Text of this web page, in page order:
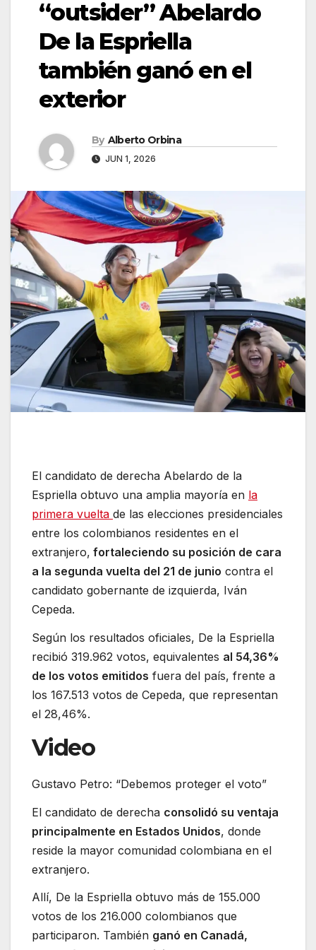
“outsider” Abelardo
De la Espriella
también ganó en el
exterior
By Alberto Orbina
JUN 1, 2026
El candidato de derecha Abelardo de la
Espriella obtuvo una amplia mayoría en la
primera vuelta de las elecciones presidenciales
entre los colombianos residentes en el
extranjero, fortaleciendo su posición de cara
a la segunda vuelta del 21 de junio contra el
candidato gobernante de izquierda, Iván
Cepeda.
Según los resultados oficiales, De la Espriella
recibió 319.962 votos, equivalentes al 54,36%
de los votos emitidos fuera del país, frente a
los 167.513 votos de Cepeda, que representan
el 28,46%.
Video
Gustavo Petro: “Debemos proteger el voto”
El candidato de derecha consolidó su ventaja
principalmente en Estados Unidos, donde
reside la mayor comunidad colombiana en el
extranjero.
Allí, De la Espriella obtuvo más de 155.000
votos de los 216.000 colombianos que
participaron. También ganó en Canadá,